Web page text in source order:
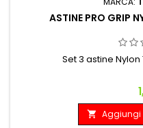
ASTINE PRO GRIP
Set 3 astine
 Aggiungi